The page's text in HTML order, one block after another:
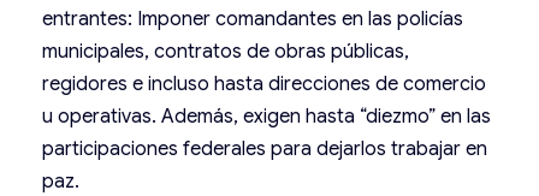
entrantes: Imponer comandantes en las policías
municipales, contratos de obras públicas,
regidores e incluso hasta direcciones de comercio
u operativas. Además, exigen hasta “diezmo” en las
participaciones federales para dejarlos trabajar en
paz.